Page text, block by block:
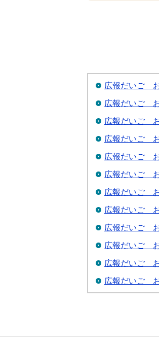
広報だいご
広報だいご
広報だいご
広報だいご
広報だいご
広報だいご
広報だいご
広報だいご
広報だいご
広報だいご
広報だいご
広報だいご